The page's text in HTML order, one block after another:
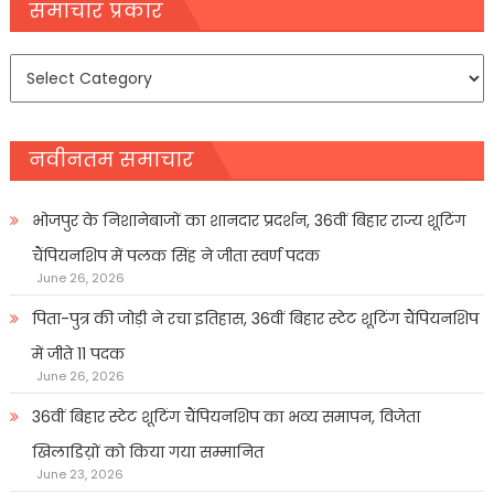
navigation
समाचार प्रकार
नवीनतम समाचार
भोजपुर के निशानेबाजों का शानदार प्रदर्शन, 36वीं बिहार राज्य शूटिंग
चैंपियनशिप में पलक सिंह ने जीता स्वर्ण पदक
June 26, 2026
पिता-पुत्र की जोड़ी ने रचा इतिहास, 36वीं बिहार स्टेट शूटिंग चैंपियनशिप
में जीते 11 पदक
June 26, 2026
36वीं बिहार स्टेट शूटिंग चैंपियनशिप का भव्य समापन, विजेता
खिलाडिय़ों को किया गया सम्मानित
June 23, 2026